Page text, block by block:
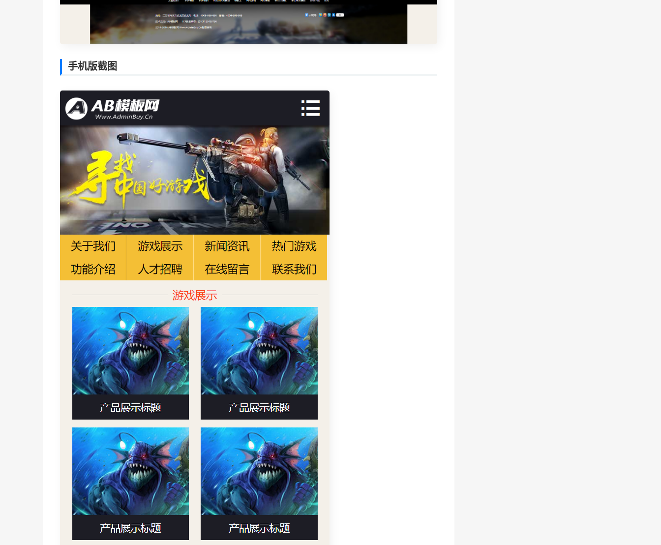
手机版截图